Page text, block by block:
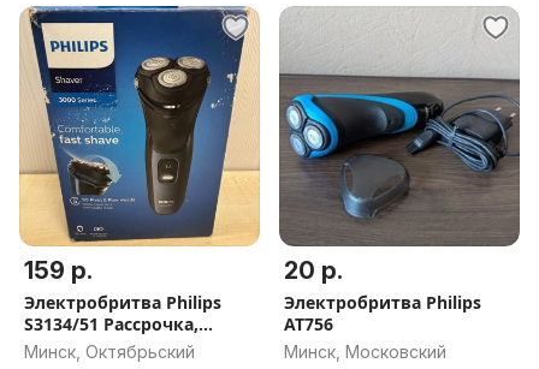
159 р.
Электробритва Philips
S3134/51 Рассрочка,
Доставка, Самовывоз
Минск, Октябрьский
20 р.
Электробритва Philips
AT756
Минск, Московский